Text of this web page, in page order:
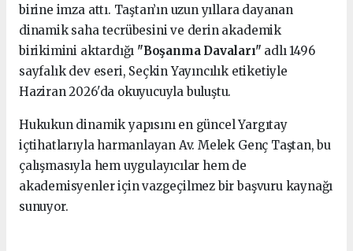
birine imza attı. Taştan’ın uzun yıllara dayanan
dinamik saha tecrübesini ve derin akademik
birikimini aktardığı "Boşanma Davaları" adlı 1496
sayfalık dev eseri, Seçkin Yayıncılık etiketiyle
Haziran 2026'da okuyucuyla buluştu.
Hukukun dinamik yapısını en güncel Yargıtay
içtihatlarıyla harmanlayan Av. Melek Genç Taştan, bu
çalışmasıyla hem uygulayıcılar hem de
akademisyenler için vazgeçilmez bir başvuru kaynağı
sunuyor.